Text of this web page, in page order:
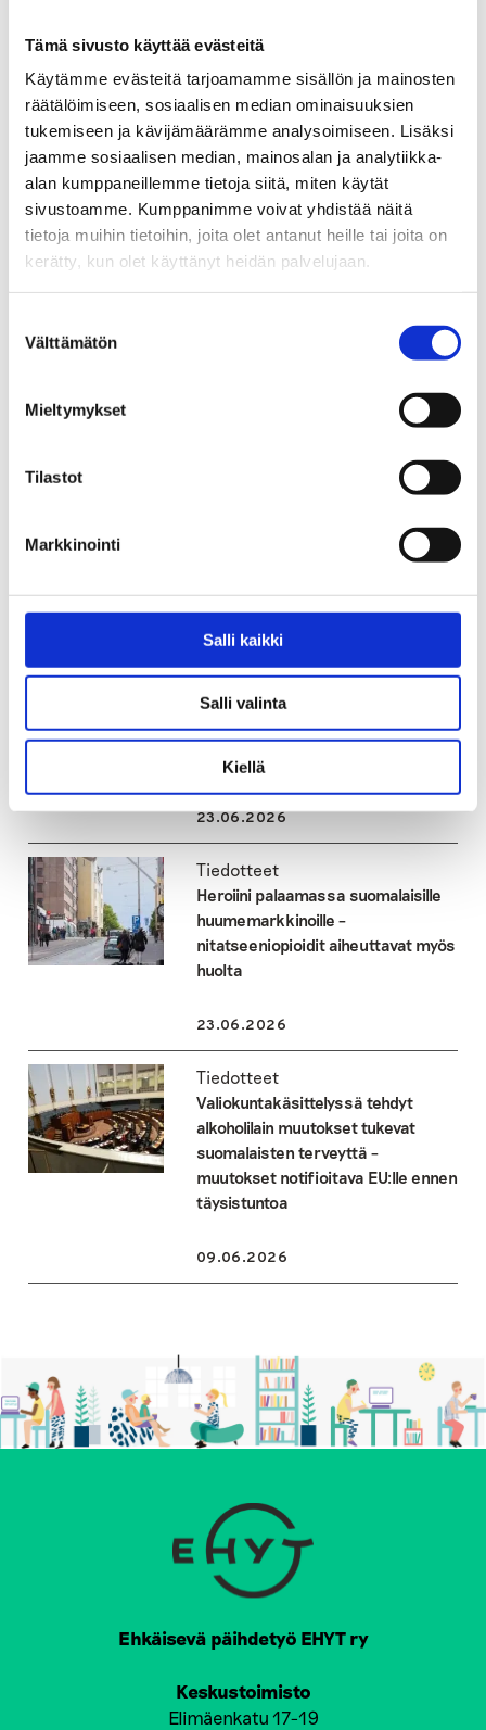
Tämä sivusto käyttää evästeitä
Käytämme evästeitä tarjoamamme sisällön ja mainosten
räätälöimiseen, sosiaalisen median ominaisuuksien
tukemiseen ja kävijämäärämme analysoimiseen. Lisäksi
jaamme sosiaalisen median, mainosalan ja analytiikka-
alan kumppaneillemme tietoja siitä, miten käytät
sivustoamme. Kumppanimme voivat yhdistää näitä
tietoja muihin tietoihin, joita olet antanut heille tai joita on
kerätty, kun olet käyttänyt heidän palvelujaan.
valinta
Välttämätön
Mieltymykset
Tilastot
Markkinointi
Salli kaikki
Salli valinta
Kiellä
pelisaleissa, Casino Helsingissä sekä ray.fi-netti- ja
Tiedotusvälineiden edustajat ovat tervetulleita
kuuntelemaan EHYTin projektiasiantuntijan Sanni
Nuutisen alustusta haitallisen rahapelaamisen
ehkäisystä lauantaina 29.10. kello 10.30.-­11.30Sokos
Hotel Hamburger Börsiin, Kauppiaskatu 6. Olet myös
tervetullut lauantaina kello 12.30-14.00 Turun torille,
Katso myös
Tiedotteet
hyväksyttiin – Seuraukset osuvat
etenkin haavoittuvassa asemassa
oleviin
23.06.2026
Tiedotteet
Heroiini palaamassa suomalaisille
huumemarkkinoille –
nitatseeniopioidit aiheuttavat myös
huolta
23.06.2026
Tiedotteet
Valiokuntakäsittelyssä tehdyt
alkoholilain muutokset tukevat
suomalaisten terveyttä –
muutokset notifioitava EU:lle ennen
täysistuntoa
09.06.2026
Ehkäisevä päihdetyö EHYT ry
Keskustoimisto
Elimäenkatu 17-19